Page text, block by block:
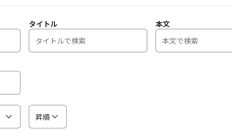
タイトル 本文
昇順